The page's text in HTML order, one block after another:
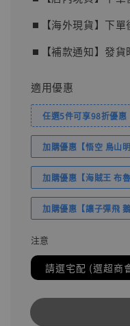
⏹︎【海外現貨】下單
⏹︎【補款通知】發貨
適用優惠
任選5件可享98折優惠
加購優惠【悟空 鳥山
加購優惠【海賊王 布
加購優惠【讓子彈飛
注意
請選宅配 (選超商